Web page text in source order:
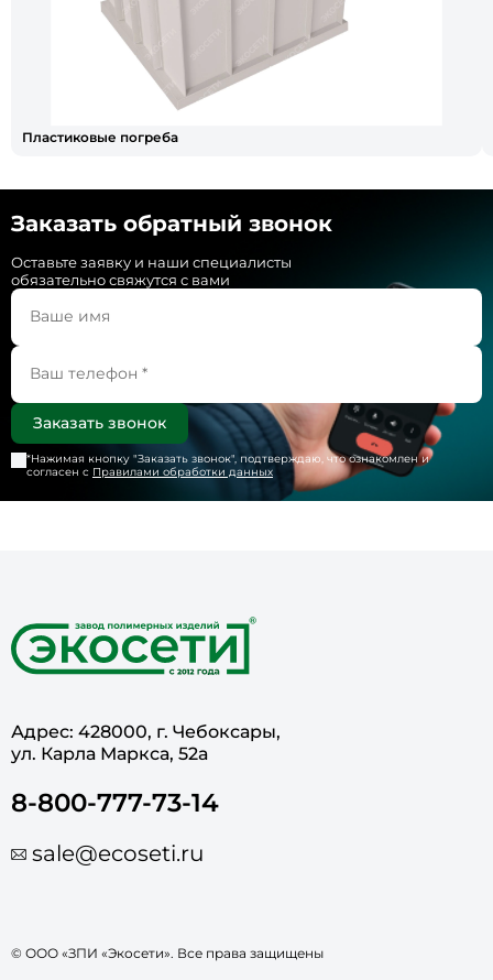
Пластиковые погреба
Заказать обратный звонок
Оставьте заявку и наши специалисты
обязательно свяжутся с вами
*Нажимая кнопку "Заказать звонок", подтверждаю, что ознакомлен и
согласен с Правилами обработки данных
Адрес: 428000, г. Чебоксары,
ул. Карла Маркса, 52а
8-800-777-73-14
sale@ecoseti.ru
© ООО «ЗПИ «Экосети». Все права защищены